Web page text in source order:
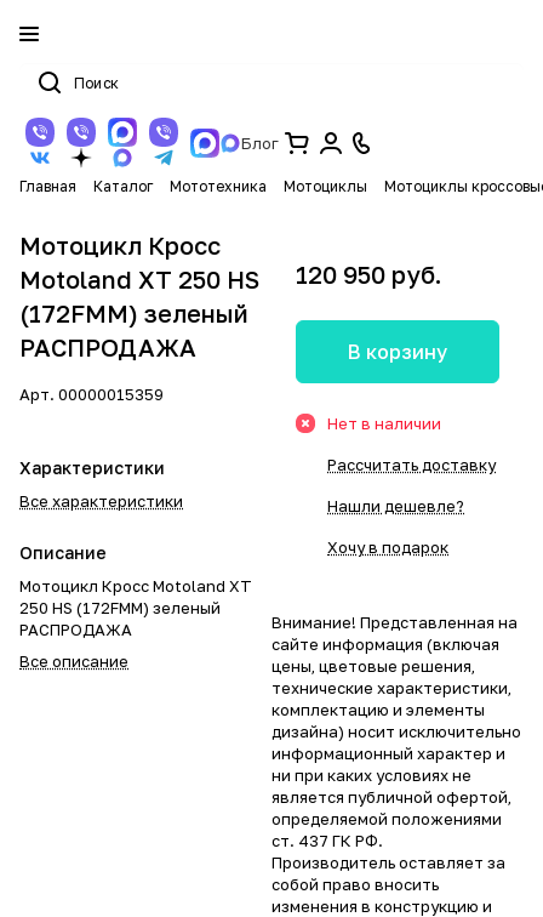
Блог
Главная Каталог Мототехника Мотоциклы Мотоциклы
Мотоцикл Кросс
Motoland XT 250 HS
(172FMM) зеленый
РАСПРОДАЖА
Арт. 00000015359
Характеристики
Все характеристики
Описание
Мотоцикл Кросс Motoland XT
250 HS (172FMM) зеленый
РАСПРОДАЖА
Все описание
120 950 руб.
В корзину
Нет в наличии
Рассчитать доставку
Нашли дешевле?
Хочу в подарок
Внимание! Представленная на
сайте информация (включая
цены, цветовые решения,
технические характеристики,
комплектацию и элементы
дизайна) носит исключительно
информационный характер и
ни при каких условиях не
является публичной офертой,
определяемой положениями
ст. 437 ГК РФ.
Производитель оставляет за
собой право вносить
изменения в конструкцию и